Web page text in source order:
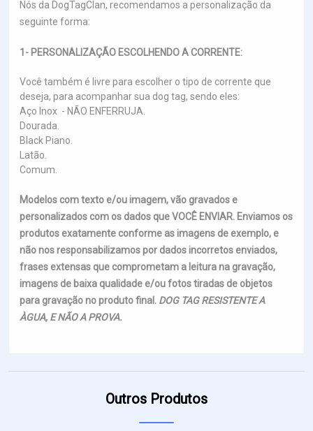
Nós da DogTagClan, recomendamos a personalização da
seguinte forma:
1- PERSONALIZAÇÃO ESCOLHENDO A CORRENTE:
Você também é livre para escolher o tipo de corrente que
deseja, para acompanhar sua dog tag, sendo eles:
Aço Inox - NÃO ENFERRUJA.
Dourada.
Black Piano.
Latão.
Comum.
Modelos com texto e/ou imagem, vão gravados e
personalizados com os dados que VOCÊ ENVIAR. Enviamos os
produtos exatamente conforme as imagens de exemplo, e
não nos responsabilizamos por dados incorretos enviados,
frases extensas que comprometam a leitura na gravação,
imagens de baixa qualidade e/ou fotos tiradas de objetos
para gravação no produto final. DOG TAG RESISTENTE A
ÀGUA, E NÃO A PROVA.
Outros Produtos